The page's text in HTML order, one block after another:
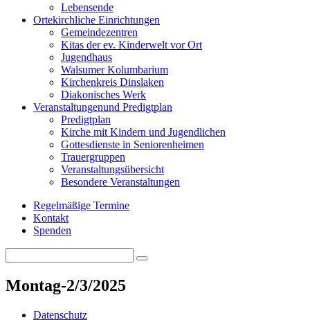
Lebensende
Ortekirchliche Einrichtungen
Gemeindezentren
Kitas der ev. Kinderwelt vor Ort
Jugendhaus
Walsumer Kolumbarium
Kirchenkreis Dinslaken
Diakonisches Werk
Veranstaltungenund Predigtplan
Predigtplan
Kirche mit Kindern und Jugendlichen
Gottesdienste in Seniorenheimen
Trauergruppen
Veranstaltungsübersicht
Besondere Veranstaltungen
Regelmäßige Termine
Kontakt
Spenden
for:
Search
Montag-2/3/2025
Datenschutz